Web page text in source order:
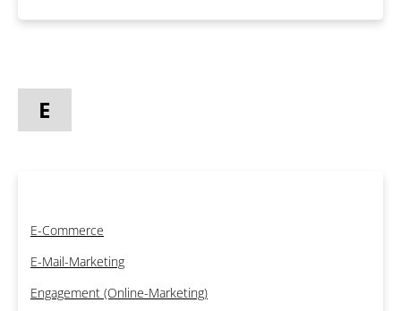
E
E-Commerce
E-Mail-Marketing
Engagement (Online-Marketing)